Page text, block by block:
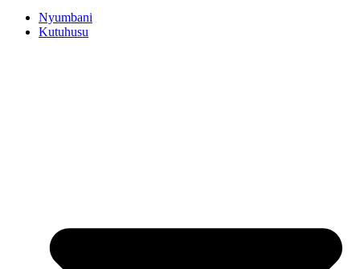
Nyumbani
Kutuhusu